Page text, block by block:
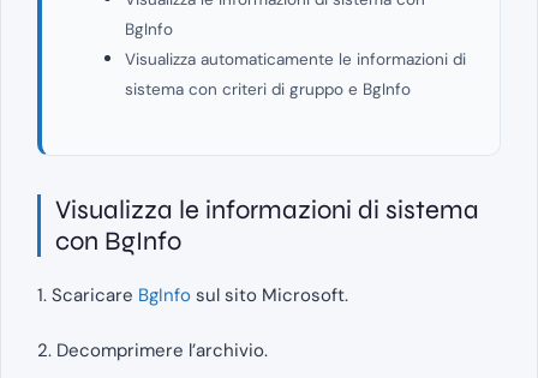
BgInfo
Visualizza automaticamente le informazioni di
sistema con criteri di gruppo e BgInfo
Visualizza le informazioni di sistema
con BgInfo
1. Scaricare BgInfo sul sito Microsoft.
2. Decomprimere l’archivio.